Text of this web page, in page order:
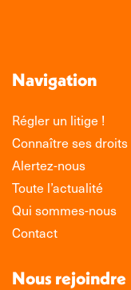
Navigation
Régler un litige !
Connaître ses droits
Alertez-nous
Toute l’actualité
Qui sommes-nous
Contact
Nous rejoindre